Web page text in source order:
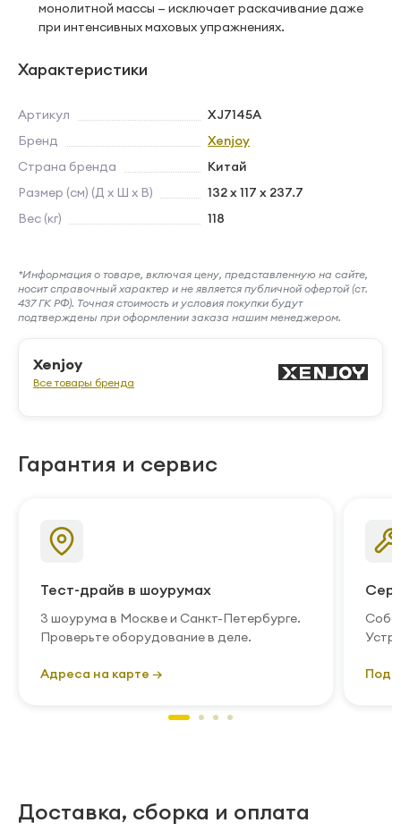
монолитной массы — исключает раскачивание даже
при интенсивных маховых упражнениях.
Характеристики
Артикул
XJ7145A
Бренд
Xenjoy
Страна бренда
Китай
Размер (см) (Д х Ш х В)
132 x 117 x 237.7
Вес (кг)
118
*Информация о товаре, включая цену, представленную на сайте,
носит справочный характер и не является публичной офертой (ст.
437 ГК РФ). Точная стоимость и условия покупки будут
подтверждены при оформлении заказа нашим менеджером.
Xenjoy
Все товары бренда
Гарантия и сервис
Тест-драйв в шоурумах
3 шоурума в Москве и Санкт-Петербурге.
Проверьте оборудование в деле.
Адреса на карте →
Доставка, сборка и оплата